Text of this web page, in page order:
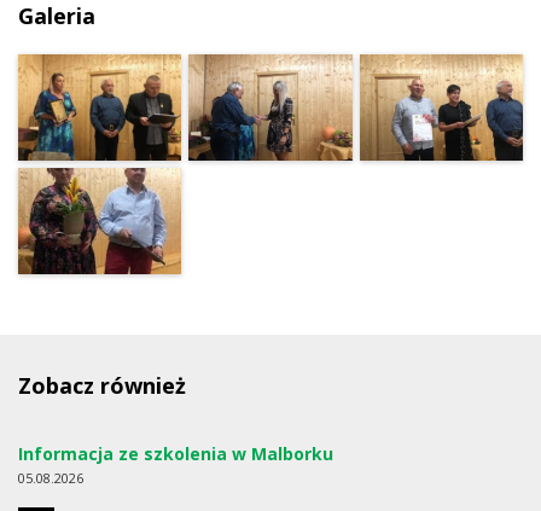
Galeria
Zobacz również
Informacja ze szkolenia w Malborku
05 08.2026